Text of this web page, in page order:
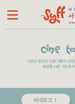
다양한 분야의 전문가들이 선
세상을 다른 각도로
씨네토크 1